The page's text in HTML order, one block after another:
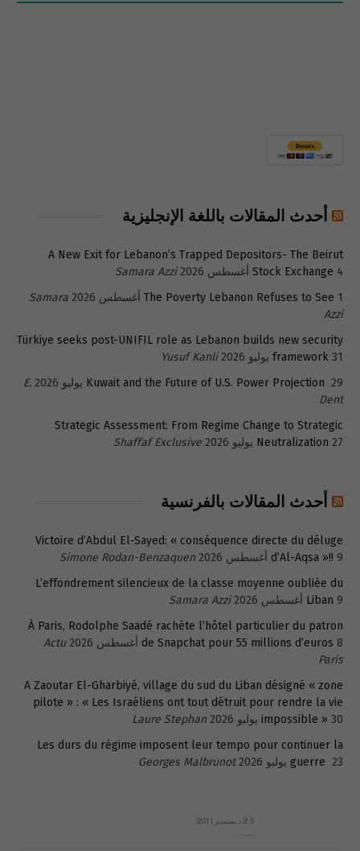
أحدث المقالات باللغة الإنجليزية
A New Exit for Lebanon’s Trapped Depositors- The Beirut
Stock Exchange 4 أغسطس 2026
Samara Azzi
The Poverty Lebanon Refuses to See 1 أغسطس 2026
Samara
Azzi
Türkiye seeks post-UNIFIL role as Lebanon builds new security
framework 31 يوليو 2026
Yusuf Kanli
Kuwait and the Future of U.S. Power Projection 29 يوليو 2026
E.
Dent
Strategic Assessment: From Regime Change to Strategic
Neutralization 27 يوليو 2026 Shaffaf Exclusive
أحدث المقالات بالفرنسية
Victoire d’Abdul El-Sayed: « conséquence directe du déluge
d’Al-Aqsa »!! 9 أغسطس 2026
Simone Rodan-Benzaquen
L’effondrement silencieux de la classe moyenne oubliée du
Liban 9 أغسطس 2026
Samara Azzi
À Paris, Rodolphe Saadé rachète l’hôtel particulier du patron
de Snapchat pour 55 millions d’euros 8 أغسطس 2026
Actu
Paris
A Zaoutar El-Gharbiyé, village du sud du Liban désigné « zone
pilote » : « Les Israéliens ont tout détruit pour rendre la vie
impossible » 30 يوليو 2026
Laure Stephan
Les durs du régime imposent leur tempo pour continuer la
guerre 23 يوليو 2026 Georges Malbrunot
23 ديسمبر 2011